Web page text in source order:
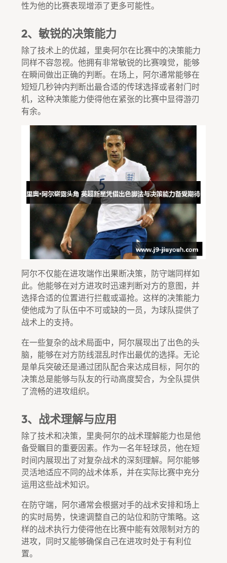
性为他的比赛表现增添了更多可能性。
2、敏锐的决策能力
除了技术上的优越，里奥·阿尔在比赛中的决策能力
同样不容忽视。他拥有非常敏锐的比赛嗅觉，能够
在瞬间做出正确的判断。在场上，阿尔通常能够在
短短几秒钟内判断出最合适的传球选择或者射门时
机，这种决策能力使得他在紧张的比赛中显得游刃
有余。
阿尔不仅能在进攻端作出果断决策，防守端同样如
此。他能够在对方进攻时迅速判断对方的意图，并
选择合适的位置进行拦截或逼抢。这样的决策能力
使他成为了队伍中不可或缺的一员，为球队提供了
战术上的支持。
在一些复杂的战术局面中，阿尔展现出了出色的头
脑，能够在对方防线混乱时作出最优的选择。无论
是单兵突破还是通过团队配合来达成目标，阿尔的
决策总是能够与队友的行动高度契合，为全队提供
了流畅的进攻组织。
3、战术理解与应用
除了技术和决策，里奥·阿尔的战术理解能力也是他
备受瞩目的重要因素。作为一名年轻球员，他在短
时间内展现出了对复杂战术的深刻理解。阿尔能够
灵活地适应不同的战术体系，并在实际比赛中充分
运用这些战术知识。
在防守端，阿尔通常会根据对手的战术安排和场上
的实时局势，快速调整自己的站位和防守策略。这
样的战术执行力使得他在比赛中能有效限制对方的
进攻，同时又能够确保自己在进攻时处于有利位
置。